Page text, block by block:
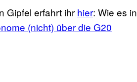
Gipfel erfahrt ihr hier: Wie es in
(nicht) über die G20